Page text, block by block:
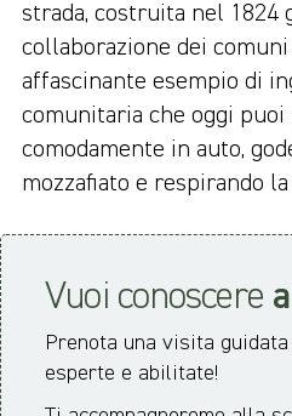
strada, costruita nel 1824
collaborazione dei
affascinante esempio di
comunitaria che oggi
comodamente in auto,
mozzafiato e respirando
Vuoi conoscere
Prenota una visita
esperte e abilitate!